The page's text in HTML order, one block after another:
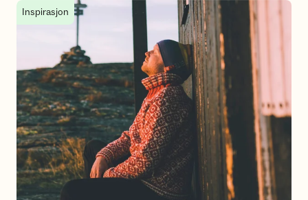
Hytte til hytte-turer på Hardangervidda
Inspirasjon